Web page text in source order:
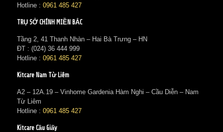
Hotline : 0961 485 427
TRỤ SỞ CHÍNH MIỀN BẮC
Tầng 2, 41 Thanh Nhàn – Hai Bà Trưng – HN
ĐT : (024) 36 444 999
Hotline : 0961 485 427
Kitcare Nam Từ Liêm
A2 – 12A.19 – Vinhome Gardenia Hàm Nghi – Cầu Diễn – Nam
Từ Liêm
Hotline : 0961 485 427
Kitcare Cầu Giấy